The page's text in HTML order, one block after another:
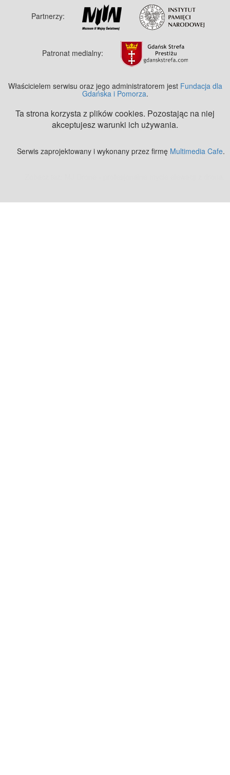
Partnerzy:
Patronat medialny:
Właścicielem serwisu oraz jego administratorem jest Fundacja dla
Gdańska i Pomorza.
Ta strona korzysta z plików cookies. Pozostając na niej
akceptujesz warunki ich używania.
Serwis zaprojektowany i wykonany przez firmę Multimedia Cafe.